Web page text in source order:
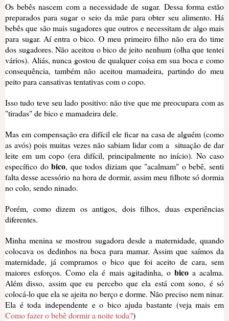
Os bebês nascem com a necessidade de sugar. Dessa forma estão
preparados para sugar o seio da mãe para obter seu alimento. Há
bebês que são mais sugadores que outros e necessitam de algo mais
para sugar. Aí entra o bico. O meu primeiro filho não era do time
dos sugadores. Não aceitou o bico de jeito nenhum (olha que tentei
vários). Aliás, nunca gostou de qualquer coisa em sua boca e como
consequência, também não aceitou mamadeira, partindo do meu
peito para cansativas tentativas com o copo.
Isso tudo teve seu lado positivo: não tive que me preocupara com as
"tiradas" de bico e mamadeira dele.
Mas em compensação era difícil ele ficar na casa de alguém (como
as avós) pois muitas vezes não sabiam lidar com a situação de dar
leite em um copo (era difícil, principalmente no início). No caso
específico dobico, que todos diziam que "acalmam" o bebê, senti
falta desse acessório na hora de dormir, assim meu filhote só dormia
no colo, sendo ninado.
Porém, como dizem os antigos, dois filhos, duas experiências
diferentes.
Minha menina se mostrou sugadora desde a maternidade, quando
colocava os dedinhos na boca para mamar. Assim que saímos da
maternidade, já compramos o bico que foi aceito de cara, sem
maiores esforços. Como ela é mais agitadinha, o bicoa acalma.
Além disso, assim que eu percebo que ela está com sono, é só
colocá-lo que ela se ajeita no berço e dorme. Não preciso nem ninar.
Ela é toda independente e o bico ajuda bastante (veja mais em
Como fazer o bebê dormir a noite toda?)